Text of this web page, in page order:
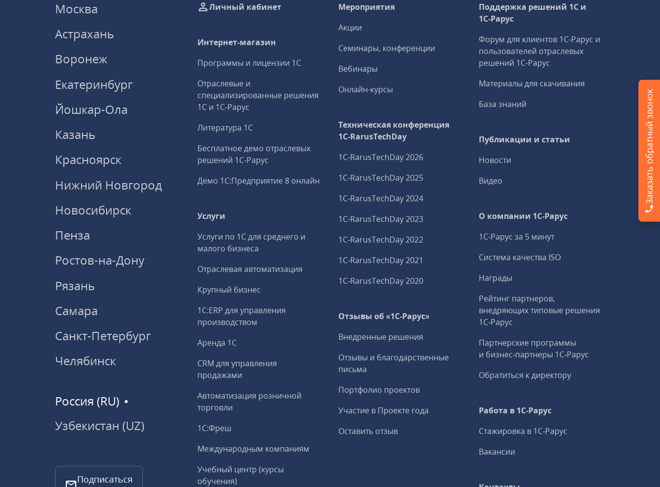
Москва
Астрахань
Воронеж
Екатеринбург
Йошкар-Ола
Казань
Красноярск
Нижний Новгород
Новосибирск
Пенза
Ростов-на-Дону
Рязань
Самара
Санкт-Петербург
Челябинск
Россия (RU)
Узбекистан (UZ)
Подписаться
Личный кабинет
Интернет-магазин
Программы и лицензии 1С
Отраслевые и
специализированные решения
1С и 1С‑Рарус
Литература 1С
Бесплатное демо отраслевых
решений 1С‑Рарус
Демо 1С:Предприятие 8 онлайн
Услуги
Услуги по 1С для среднего и
малого бизнеса
Отраслевая автоматизация
Крупный бизнес
1С:ERP для управления
производством
Аренда 1С
CRM для управления
продажами
Автоматизация розничной
торговли
1С:Фреш
Международным компаниям
Учебный центр (курсы
обучения)
Мероприятия
Акции
Семинары, конференции
Вебинары
Онлайн-курсы
Техническая конференция
1C‑RarusTechDay
1C‑RarusTechDay 2026
1C‑RarusTechDay 2025
1C‑RarusTechDay 2024
1C‑RarusTechDay 2023
1C‑RarusTechDay 2022
1C‑RarusTechDay 2021
1C‑RarusTechDay 2020
Отзывы об «1С-Рарус»
Внедренные решения
Отзывы и благодарственные
письма
Портфолио проектов
Участие в Проекте года
Оставить отзыв
Поддержка решений 1С и
1С‑Рарус
Форум для клиентов 1С‑Рарус и
пользователей отраслевых
решений 1С‑Рарус
Материалы для скачивания
База знаний
Публикации и статьи
Новости
Видео
О компании 1C-Рарус
1С-Рарус за 5 минут
Система качества ISO
Награды
Рейтинг партнеров,
внедряющих типовые решения
1С‑Рарус
Партнерские программы
и бизнес‑партнеры 1С‑Рарус
Обратиться к директору
Работа в 1С‑Рарус
Стажировка в 1С‑Рарус
Вакансии
Заказать обратный звонок